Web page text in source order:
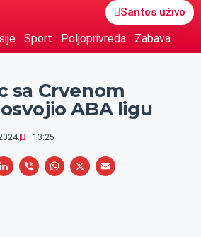
Santos uživo
Sport Poljoprivreda Zabava
sa Crvenom
ABA ligu
13:25
L
V
W
X
E